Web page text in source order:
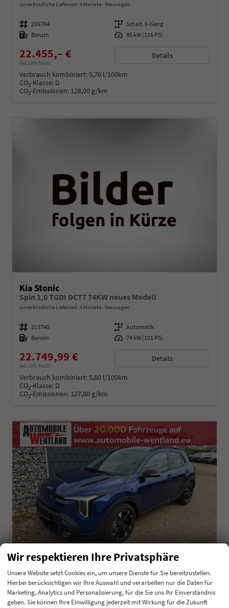
unverbindliche Lieferzeit: 4 Monate Neuwagen
Fahrzeugnummer 206764 Getriebe Schalt. 6-Gang
Kraftstoff Benzin Leistung 85 kW (116 PS)
22.455,– €
incl. 19% MwSt.
Details
Verbrauch kombiniert:5,70 l/100km
CO2-Klasse: D
CO2-Emissionen: 128,00 g/km
Kia Stonic
Spin 1,0 TGDI DCT7 74KW neues Modell
unverbindliche Lieferzeit: 4 Monate Neuwagen
Fahrzeugnummer 213740 Getriebe Automatik
Kraftstoff Benzin Leistung 74 kW (101 PS)
22.749,99 €
incl. 19% MwSt.
Details
Verbrauch kombiniert:5,60 l/100km
CO2-Klasse: D
CO2-Emissionen: 127,00 g/km
Kia Stonic
1.0 T-GDI GPF Exclusive
Wir respektieren Ihre Privatsphäre
Unsere Website setzt Cookies ein, um unsere Dienste für Sie bereitzustellen.
Hierbei berücksichtigen wir Ihre Auswahl und verarbeiten nur die Daten für
Marketing, Analytics und Personalisierung, für die Sie uns Ihr Einverständnis
geben. Sie können Ihre Einwilligung jederzeit mit Wirkung für die Zukunft